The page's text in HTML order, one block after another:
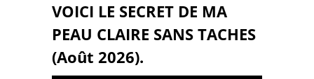
VOICI LE SECRET DE MA
PEAU CLAIRE SANS TACHES
(Août 2026).